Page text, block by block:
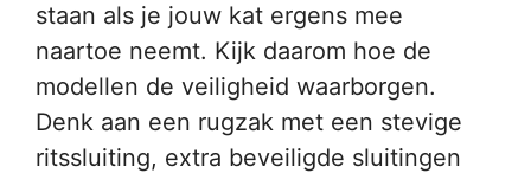
staan als je jouw kat ergens mee
naartoe neemt. Kijk daarom hoe de
modellen de veiligheid waarborgen.
Denk aan een rugzak met een stevige
ritssluiting, extra beveiligde sluitingen